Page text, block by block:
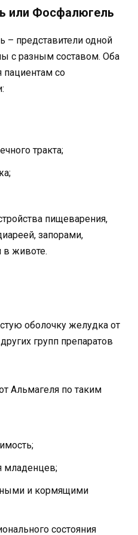
или Фосфалюгель
представители одной
с разным составом. Оба
пациентам со
тракта;
пищеварения,
запорами,
в животе.
оболочку желудка от
групп препаратов
Альмагеля по таким
младенцев;
и кормящими
состояния